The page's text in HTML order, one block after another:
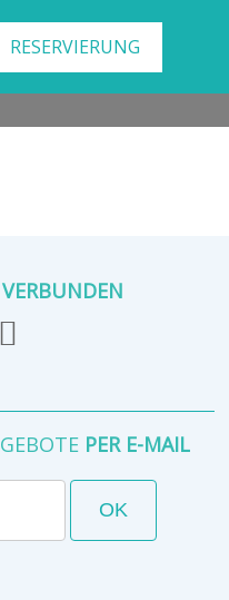
RESERVIERUNG
VERBUNDEN
PER E-MAIL